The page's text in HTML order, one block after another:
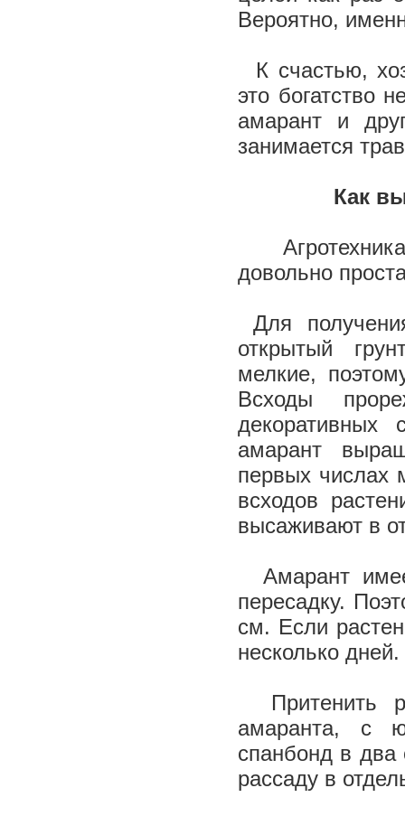
Вероятно,
К счастью,
это богатство
амарант и
занимается
Как
довольно
Для
открытый
мелкие,
Всходы
декоративных
амарант
первых числах
всходов
высаживают в
Амарант
пересадку.
см. Если
несколько дней.
Притенить
амаранта, с
спанбонд в
рассаду в